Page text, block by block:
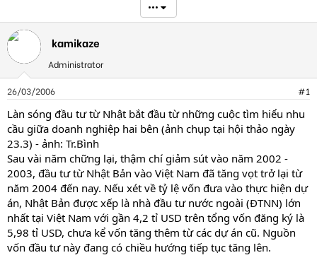
r
t
r
•••
kamikaze
Administrator
26/03/2006 #1
Làn sóng đầu tư từ Nhật bắt đầu từ những cuộc tìm hiểu nhu
cầu giữa doanh nghiệp hai bên (ảnh chụp tại hội thảo ngày
23.3) - ảnh: Tr.Bình
Sau vài năm chững lại, thậm chí giảm sút vào năm 2002 -
2003, đầu tư từ Nhật Bản vào Việt Nam đã tăng vọt trở lại từ
năm 2004 đến nay. Nếu xét về tỷ lệ vốn đưa vào thực hiện dự
án, Nhật Bản được xếp là nhà đầu tư nước ngoài (ĐTNN) lớn
nhất tại Việt Nam với gần 4,2 tỉ USD trên tổng vốn đăng ký là
5,98 tỉ USD, chưa kể vốn tăng thêm từ các dự án cũ. Nguồn
vốn đầu tư này đang có chiều hướng tiếp tục tăng lên.